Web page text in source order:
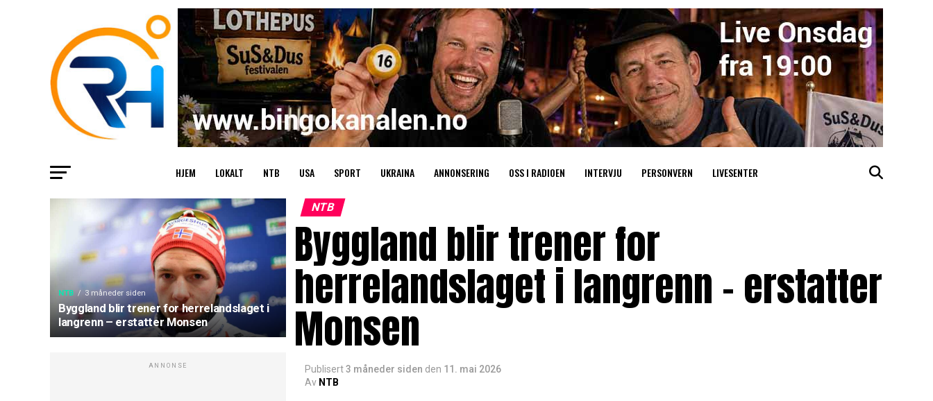
HJEM LOKALT NTB USA SPORT UKRAINA ANNONSERING OSS I RADIOEN INTERVJU PERSONVERN LIVESENTER
NTB 3 måneder siden
Byggland blir trener for herrelandslaget i
langrenn – erstatter Monsen
ANNONSE
NTB
Byggland blir trener for
herrelandslaget i langrenn – erstatter
Monsen
Publisert3 måneder siden den 11. mai 2026
Av NTB